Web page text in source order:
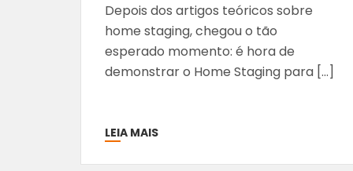
Depois dos artigos teóricos sobre
home staging, chegou o tão
esperado momento: é hora de
demonstrar o Home Staging para […]
LEIA MAIS